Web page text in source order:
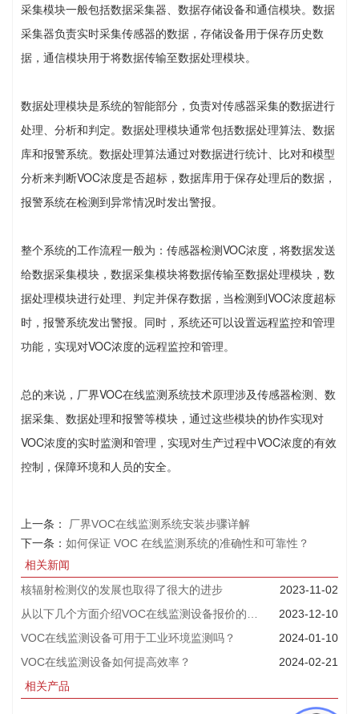
采集模块一般包括数据采集器、数据存储设备和通信模块。数据
采集器负责实时采集传感器的数据，存储设备用于保存历史数
据，通信模块用于将数据传输至数据处理模块。
数据处理模块是系统的智能部分，负责对传感器采集的数据进行
处理、分析和判定。数据处理模块通常包括数据处理算法、数据
库和报警系统。数据处理算法通过对数据进行统计、比对和模型
分析来判断VOC浓度是否超标，数据库用于保存处理后的数据，
报警系统在检测到异常情况时发出警报。
整个系统的工作流程一般为：传感器检测VOC浓度，将数据发送
给数据采集模块，数据采集模块将数据传输至数据处理模块，数
据处理模块进行处理、判定并保存数据，当检测到VOC浓度超标
时，报警系统发出警报。同时，系统还可以设置远程监控和管理
功能，实现对VOC浓度的远程监控和管理。
总的来说，厂界VOC在线监测系统技术原理涉及传感器检测、数
据采集、数据处理和报警等模块，通过这些模块的协作实现对
VOC浓度的实时监测和管理，实现对生产过程中VOC浓度的有效
控制，保障环境和人员的安全。
上一条： 厂界VOC在线监测系统安装步骤详解
下一条： 如何保证 VOC 在线监测系统的准确性和可靠性？
相关新闻
核辐射检测仪的发展也取得了很大的进步
2023-11-02
2023-12-10
VOC在线监测设备可用于工业环境监测吗？
2024-01-10
VOC在线监测设备如何提高效率？
2024-02-21
相关产品